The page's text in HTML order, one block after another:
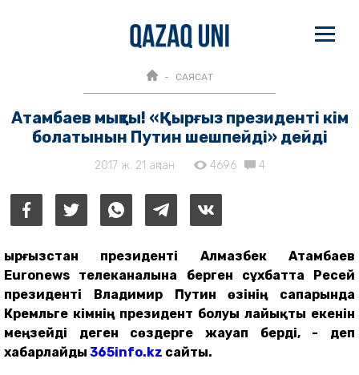
САЯСАТ
Атамбаев мықты! «Қырғыз президенті кім
болатынын Путин шешпейді» дейді
2017 ж. 21 ақпан 4696 4
Қырғызстан президенті Алмазбек Атамбаев
Euronews телеканалына берген сұхбатта Ресей
президенті Владимир Путин өзінің сапарында
Кремльге кімнің президент болуы лайықты екенін
меңзейді деген сөздерге жауап берді, - деп
хабарлайды 365info.kz сайты.